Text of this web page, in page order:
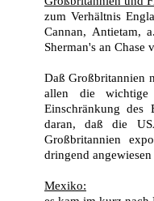
zum Verhältnis
Cannan, Antietam,
Sherman's an Chase
Daß Großbritannien
allen die wichtige
Einschränkung des
daran, daß die
Großbritannien
dringend
Mexiko: